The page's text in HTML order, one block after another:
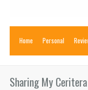
Home Personal
Sharing My